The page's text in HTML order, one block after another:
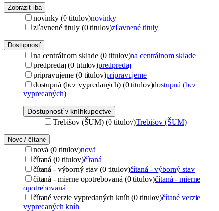
Zobraziť iba
novinky (0 titulov)novinky
zľavnené tituly (0 titulov)zľavnené tituly
Dostupnosť
na centrálnom sklade (0 titulov)na centrálnom sklade
predpredaj (0 titulov)predpredaj
pripravujeme (0 titulov)pripravujeme
dostupná (bez vypredaných) (0 titulov)dostupná (bez
vypredaných)
Dostupnosť v kníhkupectve
Trebišov (ŠUM) (0 titulov)Trebišov (ŠUM)
Nové / čítané
nová (0 titulov)nová
čítaná (0 titulov)čítaná
čítaná - výborný stav (0 titulov)čítaná - výborný stav
čítaná - mierne opotrebovaná (0 titulov)čítaná - mierne
opotrebovaná
čítané verzie vypredaných kníh (0 titulov)čítané verzie
vypredaných kníh